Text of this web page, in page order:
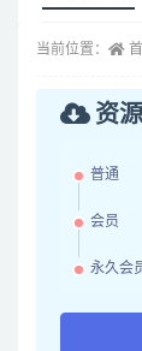
当前位置：
资
普通
会员
永久会